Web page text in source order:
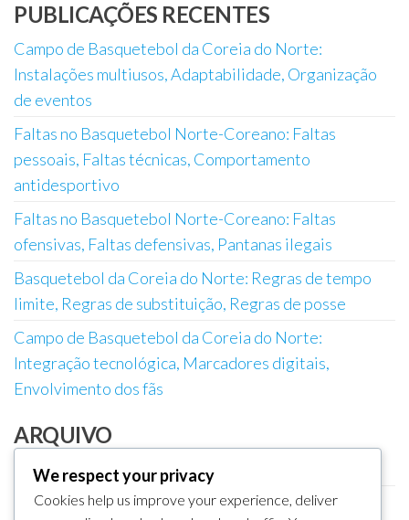
PUBLICAÇÕES RECENTES
Campo de Basquetebol da Coreia do Norte:
Instalações multiusos, Adaptabilidade, Organização
de eventos
Faltas no Basquetebol Norte-Coreano: Faltas
pessoais, Faltas técnicas, Comportamento
antidesportivo
Faltas no Basquetebol Norte-Coreano: Faltas
ofensivas, Faltas defensivas, Pantanas ilegais
Basquetebol da Coreia do Norte: Regras de tempo
limite, Regras de substituição, Regras de posse
Campo de Basquetebol da Coreia do Norte:
Integração tecnológica, Marcadores digitais,
Envolvimento dos fãs
ARQUIVO
February 2026
January 2026
We respect your privacy
Cookies help us improve your experience, deliver